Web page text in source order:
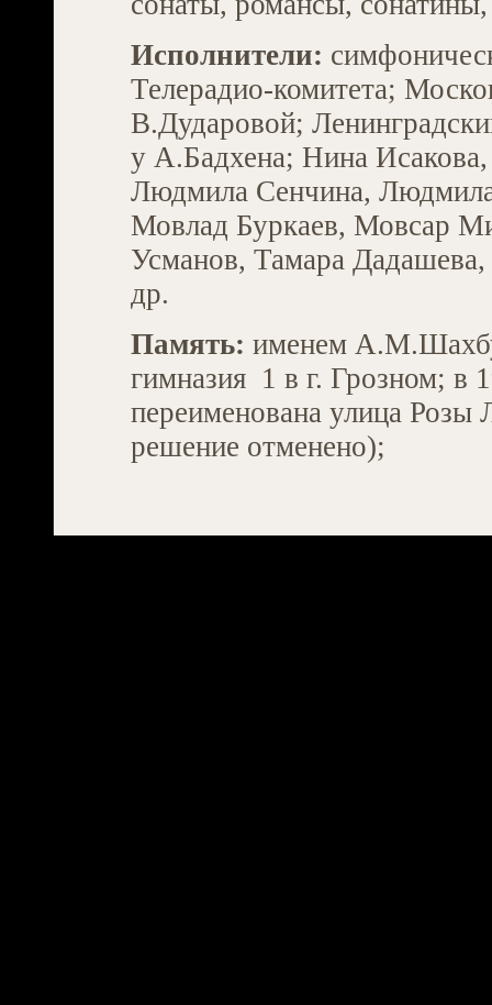
Исполнители:
Телерадио-комитета;
В.Дударовой;
у А.Бадхена; Нина
Людмила Сенчина,
Мовлад Буркаев, Мовсар
Усманов, Тамара
др.
Память: именем
гимназия 1 в г. Грозном; в
переименована улица Розы
решение отменено);